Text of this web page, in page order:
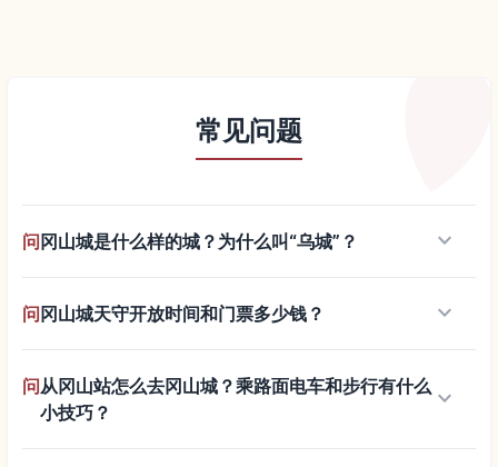
常见问题
问冈山城是什么样的城？为什么叫“乌城”？ keyboard_arrow_down
问冈山城天守开放时间和门票多少钱？ keyboard_arrow_down
问从冈山站怎么去冈山城？乘路面电车和步行有什么
小技巧？
keyboard_arrow_down